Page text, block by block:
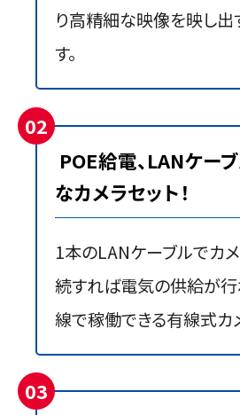
り高精細な映像を映し出
す。
02
POE給電、LANケー
なカメラセット！
1本のLANケーブルでカ
続すれば電気の供給が行
線で稼働できる有線式カ
03